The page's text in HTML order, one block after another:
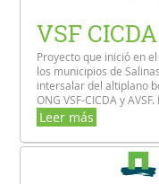
VSF
Proyecto que inició en
los municipios de
intersalar del altiplano
ONG VSF-CICDA y
Leer más